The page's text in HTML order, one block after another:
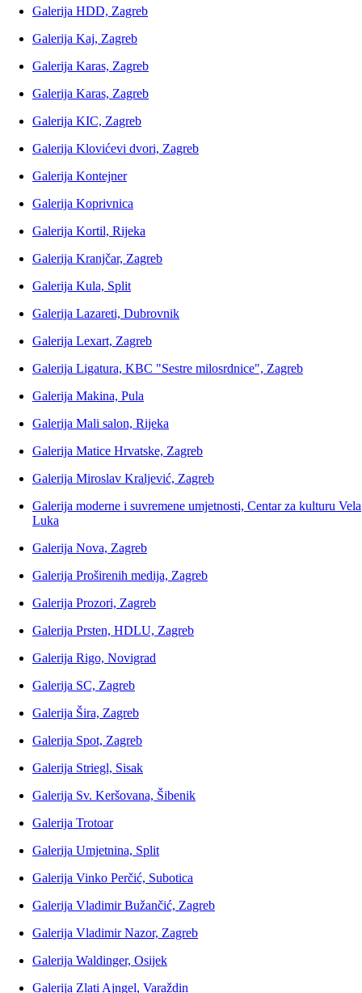
Galerija HDD, Zagreb
Galerija Kaj, Zagreb
Galerija Karas, Zagreb
Galerija Karas, Zagreb
Galerija KIC, Zagreb
Galerija Klovićevi dvori, Zagreb
Galerija Kontejner
Galerija Koprivnica
Galerija Kortil, Rijeka
Galerija Kranjčar, Zagreb
Galerija Kula, Split
Galerija Lazareti, Dubrovnik
Galerija Lexart, Zagreb
Galerija Ligatura, KBC "Sestre milosrdnice", Zagreb
Galerija Makina, Pula
Galerija Mali salon, Rijeka
Galerija Matice Hrvatske, Zagreb
Galerija Miroslav Kraljević, Zagreb
Galerija moderne i suvremene umjetnosti, Centar za kulturu Vela
Luka
Galerija Nova, Zagreb
Galerija Proširenih medija, Zagreb
Galerija Prozori, Zagreb
Galerija Prsten, HDLU, Zagreb
Galerija Rigo, Novigrad
Galerija SC, Zagreb
Galerija Šira, Zagreb
Galerija Spot, Zagreb
Galerija Striegl, Sisak
Galerija Sv. Keršovana, Šibenik
Galerija Trotoar
Galerija Umjetnina, Split
Galerija Vinko Perčić, Subotica
Galerija Vladimir Bužančić, Zagreb
Galerija Vladimir Nazor, Zagreb
Galerija Waldinger, Osijek
Galerija Zlati Ajngel, Varaždin